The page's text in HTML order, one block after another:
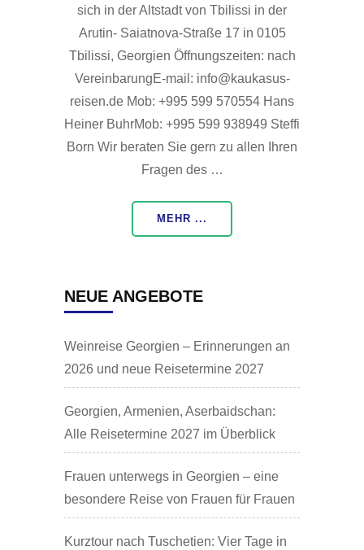
sich in der Altstadt von Tbilissi in der
Arutin- Saiatnova-Straße 17 in 0105
Tbilissi, Georgien Öffnungszeiten: nach
VereinbarungE-mail: info@kaukasus-
reisen.de Mob: +995 599 570554 Hans
Heiner BuhrMob: +995 599 938949 Steffi
Born Wir beraten Sie gern zu allen Ihren
Fragen des …
MEHR ...
NEUE ANGEBOTE
Weinreise Georgien – Erinnerungen an
2026 und neue Reisetermine 2027
Georgien, Armenien, Aserbaidschan:
Alle Reisetermine 2027 im Überblick
Frauen unterwegs in Georgien – eine
besondere Reise von Frauen für Frauen
Kurztour nach Tuschetien: Vier Tage in